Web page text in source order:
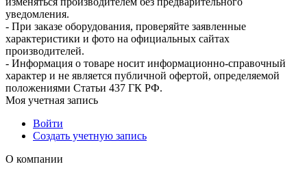
уведомления.
- При заказе оборудования, проверяйте заявленные
характеристики и фото на официальных сайтах
производителей.
- Информация о товаре носит информационно-справочный
характер и не является публичной офертой, определяемой
положениями Статьи 437 ГК РФ.
Моя учетная запись
Войти
Создать учетную запись
О компании